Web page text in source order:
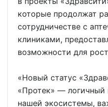
которые продолжат
сотрудничестве с
клиниками,
возможности для
«Новый статус
«Протек» — логичный
нашей экосистемы,